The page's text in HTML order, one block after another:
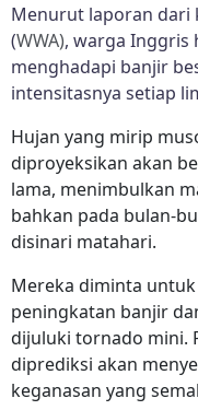
Menurut laporan dari
(WWA), warga Inggris
menghadapi banjir
intensitasnya setiap
Hujan yang mirip
diproyeksikan akan
lama, menimbulkan
bahkan pada bulan-
disinari matahari.
Mereka diminta
peningkatan banjir
dijuluki tornado mini.
diprediksi akan
keganasan yang